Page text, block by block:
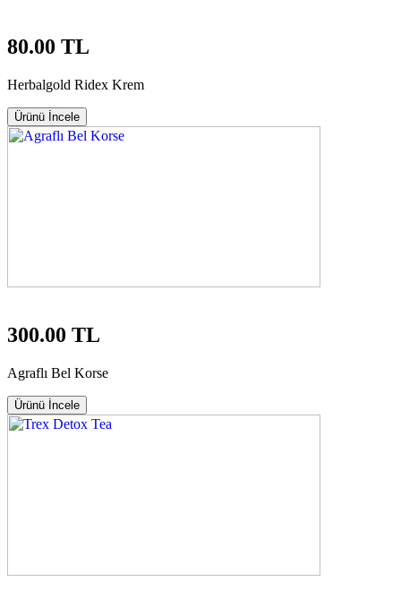
80.00 TL
Herbalgold Ridex Krem
Ürünü İncele
300.00 TL
Agraflı Bel Korse
Ürünü İncele